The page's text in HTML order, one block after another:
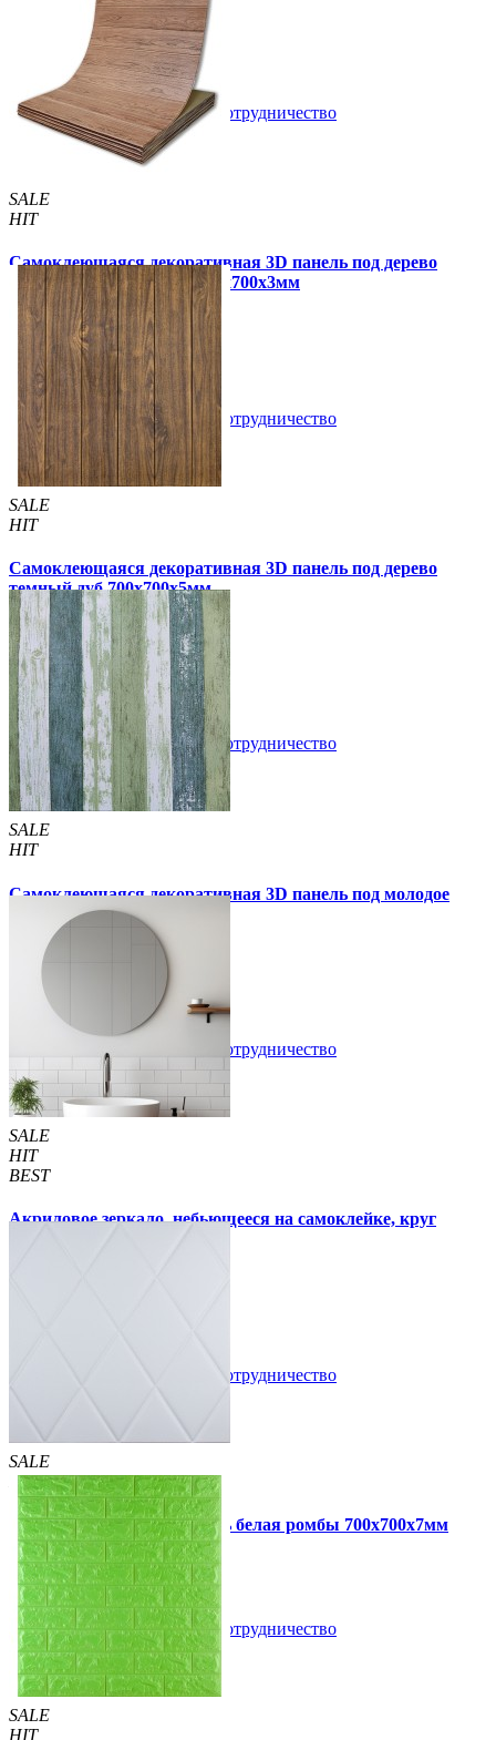
135 грн /шт
Купить В закладки Сотрудничество
SALE
HIT
Самоклеющаяся декоративная 3D панель под дерево
светлый дуб в рулоне 2800x700x3мм
320 грн /шт 450 грн/шт
Купить В закладки Сотрудничество
SALE
HIT
Самоклеющаяся декоративная 3D панель под дерево
темный дуб 700x700x5мм
99 грн/шт 170 грн/шт
3 отзывов
Купить В закладки Сотрудничество
SALE
HIT
Самоклеющаяся декоративная 3D панель под молодое
дерево 700x700x5мм
105 грн /шт
Купить Сотрудничество
SALE
HIT
BEST
Акриловое зеркало, небьющееся на самоклейке, круг
Сотрудничество
SALE
HIT
Самоклеющаяся 3D панель белая ромбы 700x700x7мм
109 грн/шт 160 грн /шт
Купить В закладки Сотрудничество
SALE
HIT